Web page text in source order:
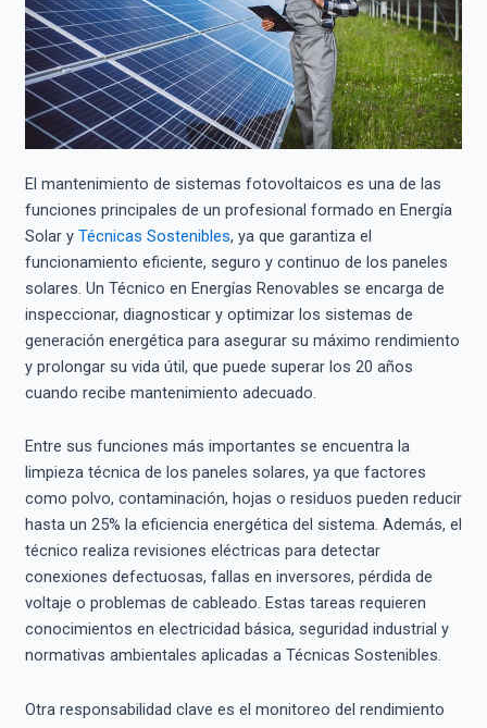
El mantenimiento de sistemas fotovoltaicos es una de las
funciones principales de un profesional formado en Energía
Solar y Técnicas Sostenibles, ya que garantiza el
funcionamiento eficiente, seguro y continuo de los paneles
solares. Un Técnico en Energías Renovables se encarga de
inspeccionar, diagnosticar y optimizar los sistemas de
generación energética para asegurar su máximo rendimiento
y prolongar su vida útil, que puede superar los 20 años
cuando recibe mantenimiento adecuado.
Entre sus funciones más importantes se encuentra la
limpieza técnica de los paneles solares, ya que factores
como polvo, contaminación, hojas o residuos pueden reducir
hasta un 25% la eficiencia energética del sistema. Además, el
técnico realiza revisiones eléctricas para detectar
conexiones defectuosas, fallas en inversores, pérdida de
voltaje o problemas de cableado. Estas tareas requieren
conocimientos en electricidad básica, seguridad industrial y
normativas ambientales aplicadas a Técnicas Sostenibles.
Otra responsabilidad clave es el monitoreo del rendimiento